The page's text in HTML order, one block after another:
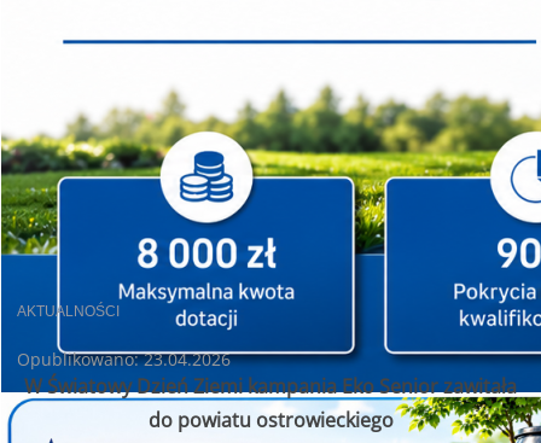
AKTUALNOŚCI
Opublikowano: 23.04.2026
W Światowy Dzień Ziemi kampania Eko Senior zawitała
do powiatu ostrowieckiego